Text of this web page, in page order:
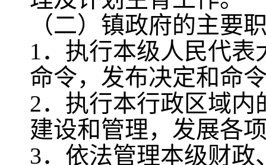
（二）镇政府的主要
1．执行本级人民代
命令，发布决定和命
2．执行本行政区域
建设和管理，发展各
3．依法管理本级财政